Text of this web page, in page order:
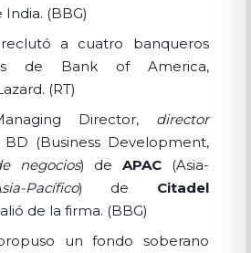
(BBG)
a cuatro banqueros
de Bank of America,
(RT)
Director, director
(Business Development,
negocios) de APAC(Asia-
Pacífico) de Citadel
de la firma. (BBG)
un fondo soberano